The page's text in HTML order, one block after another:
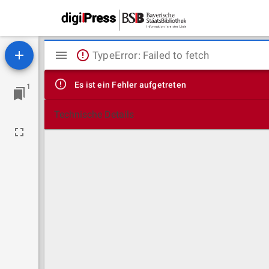
1
Mirador
Viewer
TypeError: Failed to fetch
Es ist ein Fehler aufgetreten
Technische Details